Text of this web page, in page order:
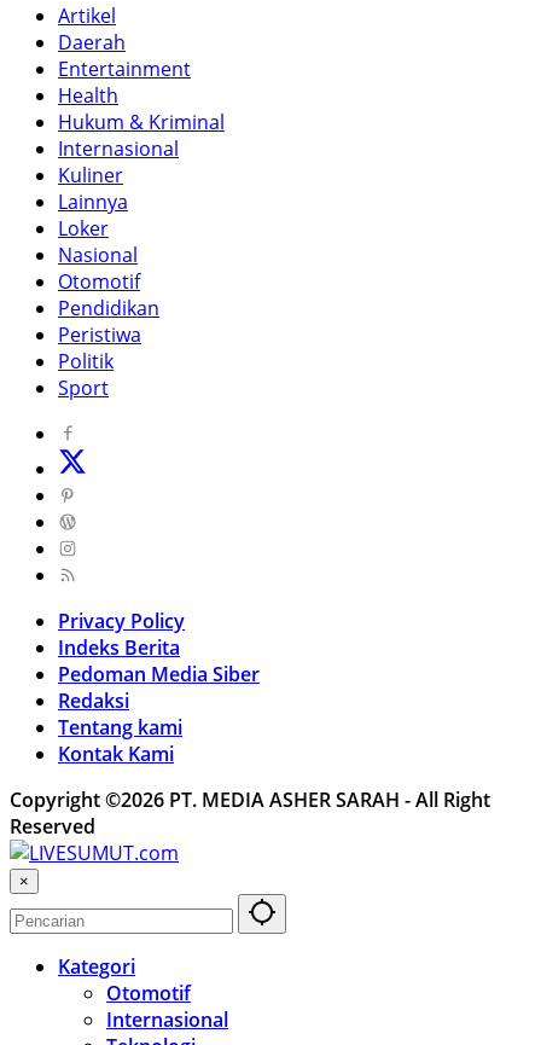
Artikel
Daerah
Entertainment
Health
Hukum & Kriminal
Internasional
Kuliner
Lainnya
Loker
Nasional
Otomotif
Pendidikan
Peristiwa
Politik
Sport
Privacy Policy
Indeks Berita
Pedoman Media Siber
Redaksi
Tentang kami
Kontak Kami
Copyright ©2026 PT. MEDIA ASHER SARAH - All Right
Reserved
×
Kategori
Otomotif
Internasional